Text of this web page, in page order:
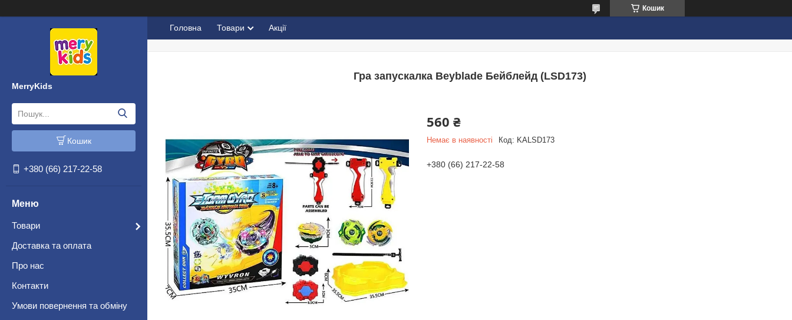
Кошик
MerryKids
Кошик
+380 (66) 217-22-58
Товари
Доставка та оплата
Про нас
Контакти
Умови повернення та обміну
Головна Товари Акції
Гра запускалка Beyblade Бейблейд (LSD173)
560 ₴
Немає в наявності Код: KALSD173
+380 (66) 217-22-58